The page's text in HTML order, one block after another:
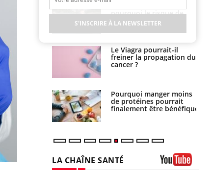
nuit ?
comprimé
se profile-t-
ventre
premiers
vacances ?
pourquoi le risque de
noyade grimpe-t-il ?
Le Viagra pourrait-il
freiner la propagation du
cancer ?
Pourquoi manger moins
de protéines pourrait
finalement être bénéfique
LA CHAÎNE SANTÉ
S'INSCRIRE À LA NEWSLETTER